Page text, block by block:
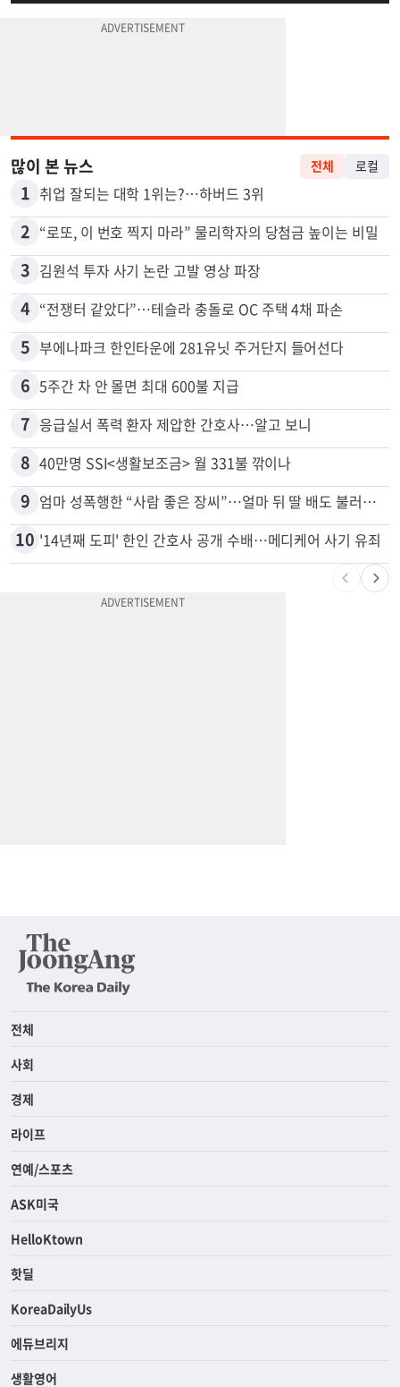
많이 본 뉴스 전체 로컬
1 취업 잘되는 대학 1위는?…하버드 3위
2 “로또, 이 번호 찍지 마라” 물리학자의 당첨금 높이는 비밀
3 김원석 투자 사기 논란 고발 영상 파장
4 “전쟁터 같았다”…테슬라 충돌로 OC 주택 4채 파손
5 부에나파크 한인타운에 281유닛 주거단지 들어선다
6 5주간 차 안 몰면 최대 600불 지급
7 응급실서 폭력 환자 제압한 간호사…알고 보니
8 40만명 SSI<생활보조금> 월 331불 깎이나
9 엄마 성폭행한 “사람 좋은 장씨”…얼마 뒤 딸 배도 불러왔다
10 '14년째 도피' 한인 간호사 공개 수배…메디케어 사기 유죄
전체
사회
경제
라이프
연예/스포츠
ASK미국
HelloKtown
핫딜
KoreaDailyUs
에듀브리지
생활영어